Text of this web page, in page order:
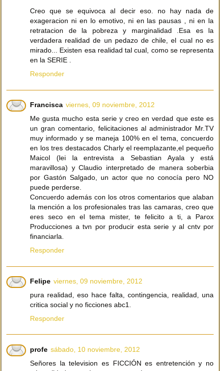
Creo que se equivoca al decir eso. no hay nada de
exageracion ni en lo emotivo, ni en las pausas , ni en la
retratacion de la pobreza y marginalidad .Esa es la
verdadera realidad de un pedazo de chile, el cual no es
mirado... Existen esa realidad tal cual, como se representa
en la SERIE .
Responder
Francisca viernes, 09 noviembre, 2012
Me gusta mucho esta serie y creo en verdad que este es
un gran comentario, felicitaciones al administrador Mr.TV
muy informado y se maneja 100% en el tema, concuerdo
en los tres destacados Charly el reemplazante,el pequeño
Maicol (lei la entrevista a Sebastian Ayala y está
maravillosa) y Claudio interpretado de manera soberbia
por Gastón Salgado, un actor que no conocía pero NO
puede perderse.
Concuerdo además con los otros comentarios que alaban
la mención a los profesionales tras las camaras, creo que
eres seco en el tema mister, te felicito a ti, a Parox
Producciones a tvn por producir esta serie y al cntv por
financiarla.
Responder
Felipe viernes, 09 noviembre, 2012
pura realidad, eso hace falta, contingencia, realidad, una
critica social y no ficciones abc1.
Responder
profe sábado, 10 noviembre, 2012
Señores la television es FICCIÓN es entretención y no